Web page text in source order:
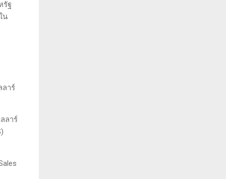
รัฐ
น
ลาร์
ลาร์